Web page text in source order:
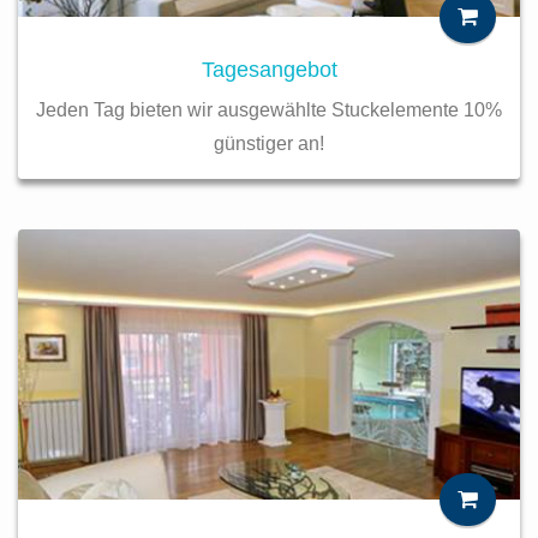
Tagesangebot
Jeden Tag bieten wir ausgewählte Stuckelemente 10%
günstiger an!